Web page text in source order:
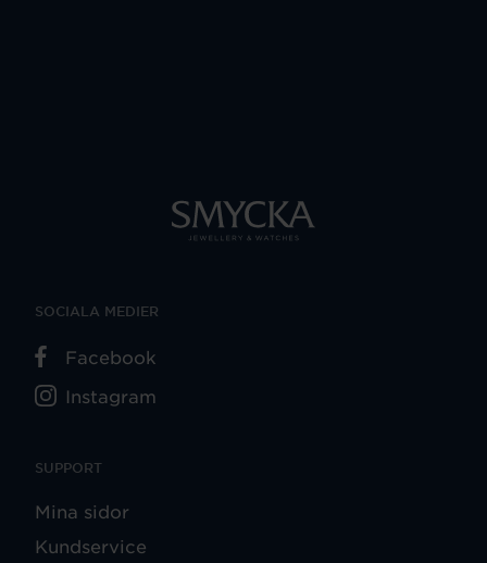
SUPPORT
Mina sidor
Kundservice
SOCIALA MEDIER
Facebook
Instagram